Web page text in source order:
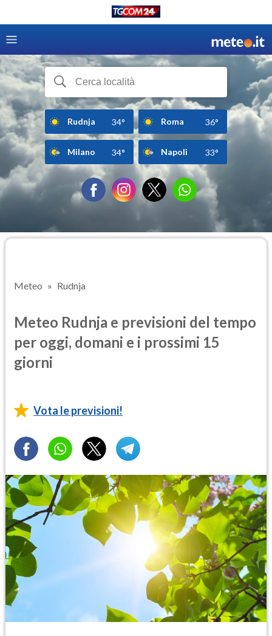
Rudnja 34° Roma 36°
Milano 34° Napoli 33°
Meteo Rudnja
Meteo Rudnja e previsioni del tempo
per oggi, domani e i prossimi 15
giorni
Vota le previsioni!